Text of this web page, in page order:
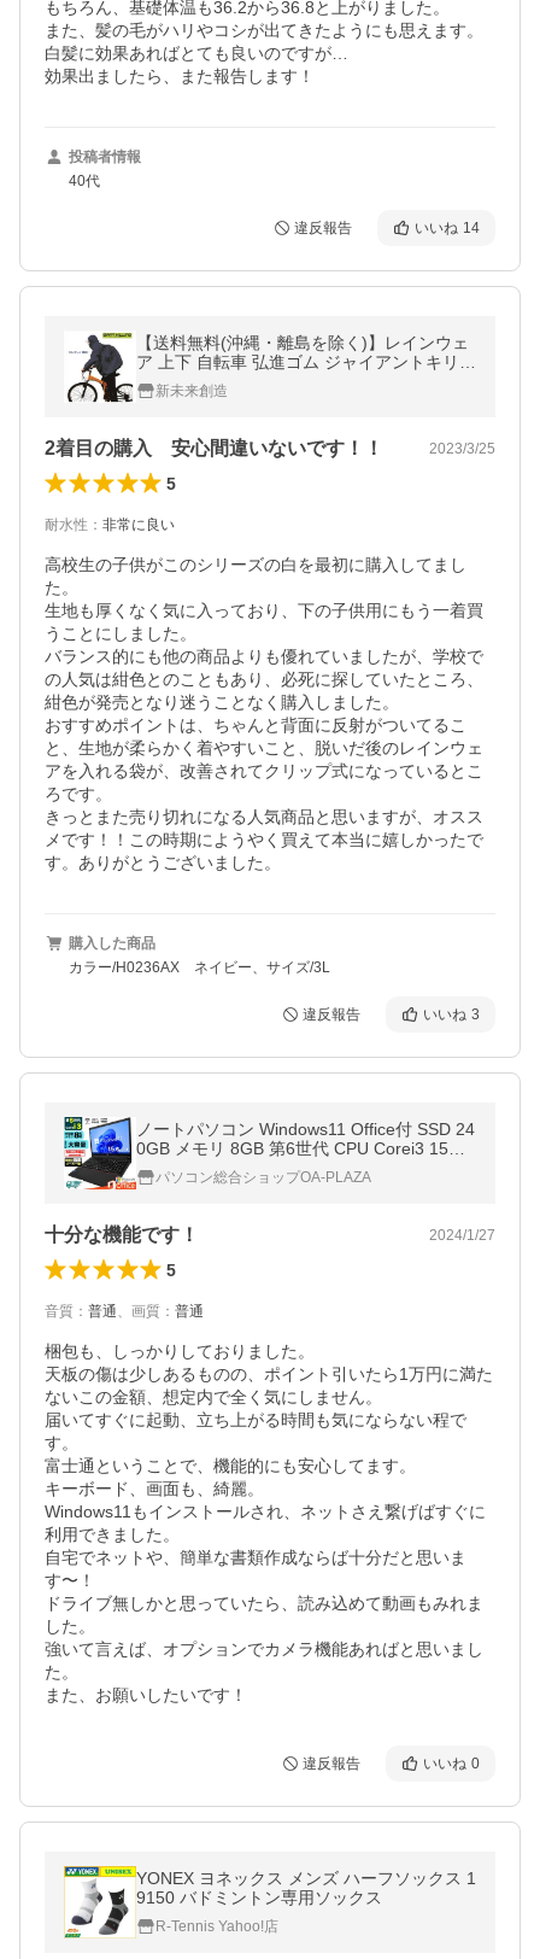
もちろん、基礎体温も36.2から36.8と上がりました。
また、髪の毛がハリやコシが出てきたようにも思えます。
白髪に効果あればとても良いのですが…
効果出ましたら、また報告します！
投稿者情報
40代
違反報告 いいね 14
【送料無料(沖縄・離島を除く)】レインウェ
ア 上下 自転車 弘進ゴム ジャイアントキリン
グ GK-118 リュック対応 男女兼用 通学 通勤
新未来創造
2着目の購入 安心間違いないです！！ 2023/3/25
5
耐水性 ： 非常に良い
高校生の子供がこのシリーズの白を最初に購入してまし
た。
生地も厚くなく気に入っており、下の子供用にもう一着買
うことにしました。
バランス的にも他の商品よりも優れていましたが、学校で
の人気は紺色とのこともあり、必死に探していたところ、
紺色が発売となり迷うことなく購入しました。
おすすめポイントは、ちゃんと背面に反射がついてるこ
と、生地が柔らかく着やすいこと、脱いだ後のレインウェ
アを入れる袋が、改善されてクリップ式になっているとこ
ろです。
きっとまた売り切れになる人気商品と思いますが、オスス
メです！！この時期にようやく買えて本当に嬉しかったで
す。ありがとうございました。
購入した商品
カラー/H0236AX ネイビー、サイズ/3L
違反報告 いいね 3
ノートパソコン Windows11 Office付 SSD 24
0GB メモリ 8GB 第6世代 CPU Corei3 15型
USB 無線LAN NEC 富士通 東芝 等 搭載 安い
オフィス付き
パソコン総合ショップOA-PLAZA
十分な機能です！ 2024/1/27
5
音質 ： 普通、 画質 ： 普通
梱包も、しっかりしておりました。
天板の傷は少しあるものの、ポイント引いたら1万円に満た
ないこの金額、想定内で全く気にしません。
届いてすぐに起動、立ち上がる時間も気にならない程で
す。
富士通ということで、機能的にも安心してます。
キーボード、画面も、綺麗。
Windows11もインストールされ、ネットさえ繋げばすぐに
利用できました。
自宅でネットや、簡単な書類作成ならば十分だと思いま
す〜！
ドライブ無しかと思っていたら、読み込めて動画もみれま
した。
強いて言えば、オプションでカメラ機能あればと思いまし
た。
また、お願いしたいです！
違反報告 いいね 0
YONEX ヨネックス メンズ ハーフソックス 1
9150 バドミントン専用ソックス
R-Tennis Yahoo!店